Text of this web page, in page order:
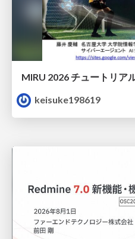
MIRU 2026 チュートリア
keisuke198619